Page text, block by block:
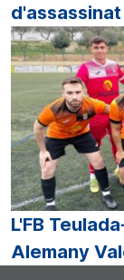
L'FB
Alemany